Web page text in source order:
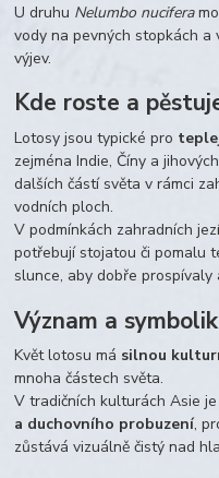
U druhu Nelumbo nucifera
vody na pevných stopkách
výjev.
Kde roste a
Lotosy jsou typické pro
zejména Indie, Číny a
dalších částí světa v rámci
vodních ploch.
V podmínkách zahradních
potřebují stojatou či pomalu
slunce, aby dobře prospívaly
Význam a
Květ lotosu má silnou
mnoha částech světa.
V tradičních kulturách Asie
a duchovního probuzení,
zůstává vizuálně čistý nad